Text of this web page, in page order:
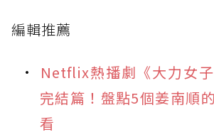
編輯推薦
Netflix熱播劇《大力女
完結篇！盤點5個姜南順
看